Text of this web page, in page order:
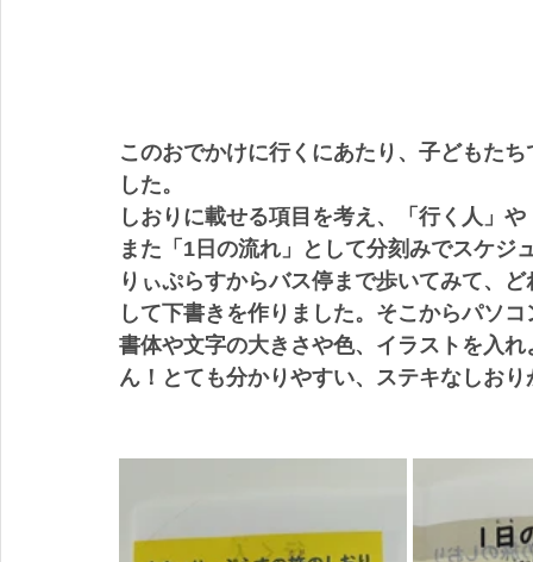
このおでかけに行くにあたり、子どもた
した。
しおりに載せる項目を考え、「行く人」
また「1日の流れ」として分刻みでスケジ
りぃぷらすからバス停まで歩いてみて、
して下書きを作りました。そこからパソ
書体や文字の大きさや色、イラストを入
ん！とても分かりやすい、ステキなしお